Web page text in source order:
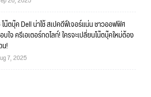
น๊ตบุ๊ค Dell น่าใช้ สเปคดีฟีเจอร์แน่น ชาวออฟฟิศ
บใจ ครีเอเตอร์กดไลก์! ใครจะเปลี่ยนโน๊ตบุ๊คใหม่ต้อง
น!
7, 2025